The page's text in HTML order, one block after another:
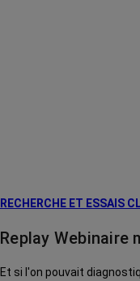
RECHERCHE ET ESSAIS
Replay Webinaire
Et si l'on pouvait